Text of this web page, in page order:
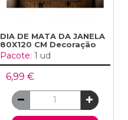
DIA DE MATA DA JANELA
80X120 CM Decoração
Pacote: 1 ud
6,99 €